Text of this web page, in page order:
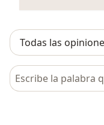
Busca en opiniones